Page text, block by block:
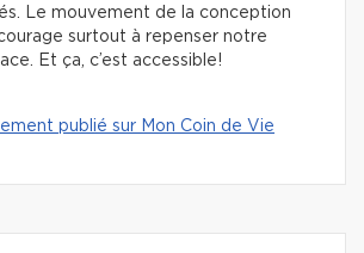
Le mouvement de la conception
surtout à repenser notre
Et ça, c’est accessible!
publié sur Mon Coin de Vie